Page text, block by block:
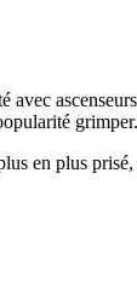
grimper.
en plus